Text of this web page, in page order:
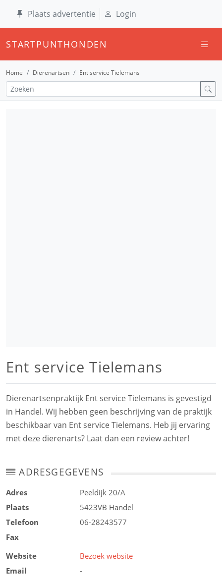
Plaats advertentie Login
STARTPUNTHONDEN
Home Dierenartsen Ent service Tielemans
Ent service Tielemans
Dierenartsenpraktijk Ent service Tielemans is gevestigd
in Handel. Wij hebben geen beschrijving van de praktijk
beschikbaar van Ent service Tielemans. Heb jij ervaring
met deze dierenarts? Laat dan een review achter!
ADRESGEGEVENS
Adres
Peeldijk 20/A
Plaats
5423VB Handel
Telefoon
06-28243577
Fax
Website
Bezoek website
Email
-